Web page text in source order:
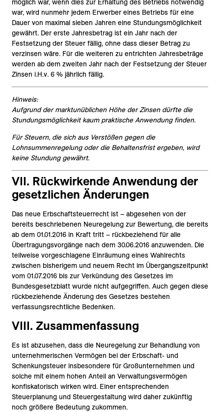
möglich war, wenn dies zur Erhaltung des Betriebs notwendig
war, wird nunmehr jedem Erwerber eines Betriebs für eine
Dauer von maximal sieben Jahren eine Stundungsmöglichkeit
gewährt. Der erste Jahresbetrag ist ein Jahr nach der
Festsetzung der Steuer fällig, ohne dass dieser Betrag zu
verzinsen wäre. Für die weiteren zu entrichten Jahresbeträge
werden ab dem zweiten Jahr nach der Festsetzung der Steuer
Zinsen i.H.v. 6 % jährlich fällig.
Hinweis:
Aufgrund der marktunüblichen Höhe der Zinsen dürfte die
Stundungsmöglichkeit kaum praktische Anwendung finden.
Für Steuern, die sich aus Verstößen gegen die
Lohnsummenregelung oder die Behaltensfrist ergeben, wird
keine Stundung gewährt.
VII. Rückwirkende Anwendung der
gesetzlichen Änderungen
Das neue Erbschaftsteuerrecht ist – abgesehen von der
bereits beschriebenen Neuregelung zur Bewertung, die bereits
ab dem 01.01.2016 in Kraft tritt – rückbeziehend für alle
Übertragungsvorgänge nach dem 30.06.2016 anzuwenden. Die
teilweise vorgeschlagene Einräumung eines Wahlrechts
zwischen bisherigem und neuem Recht im Übergangszeitpunkt
vom 01.07.2016 bis zur Verkündung des Gesetzes im
Bundesgesetzblatt wurde nicht aufgegriffen. Auch gegen diese
rückbeziehende Änderung des Gesetzes bestehen
verfassungsrechtliche Bedenken.
VIII. Zusammenfassung
Es ist abzusehen, dass die Neuregelung zur Behandlung von
unternehmerischen Vermögen bei der Erbschaft- und
Schenkungsteuer insbesondere für Großunternehmen und
solche mit einem hohen Anteil an Verwaltungsvermögen
konfiskatorisch wirken wird. Einer entsprechenden
Steuerplanung und Steuergestaltung wird daher zukünftig
noch größere Bedeutung zukommen.